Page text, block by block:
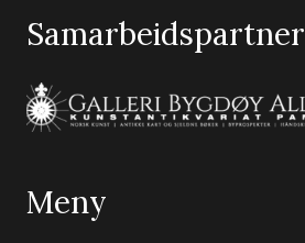
Samarbeidspartner
Meny